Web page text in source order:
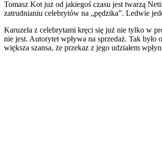
Tomasz Kot już od jakiegoś czasu jest twarzą
zatrudnianiu celebrytów na „pędzika”. Ledwie
Karuzela z celebrytami kręci się już nie tylko w
nie jest. Autorytet wpływa na sprzedaż. Tak
większa szansa, że przekaz z jego udziałem